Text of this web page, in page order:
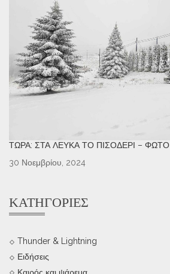
ΤΏΡΑ: ΣΤΑ ΛΕΥΚΆ ΤΟ ΠΙΣΟΔΈΡΙ – ΦΩΤΌ
30 Νοεμβρίου, 2024
ΚΑΤΗΓΟΡΊΕΣ
Thunder & Lightning
Ειδήσεις